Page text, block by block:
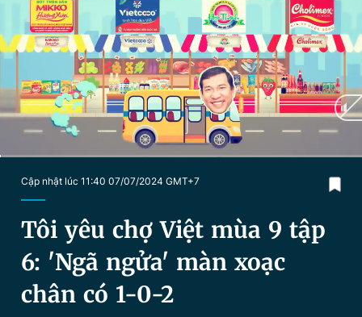
Chuyên mục
Chuyên mục khác
Chào ngày mới Tin 24h
Video Magazine
Sản phẩm khác
Đổi mật khẩu
Tin đã lưu
Tin đã xem
Cập nhật lúc 11:40 07/07/2024 GMT+7
Tôi yêu chợ Việt mùa 9 tập
6: 'Ngã ngửa' màn xoạc
chân có 1-0-2